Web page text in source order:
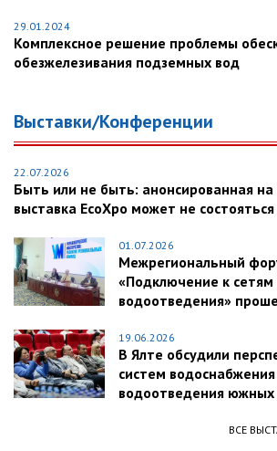
29.01.2024
Комплексное решение проблемы
обезжелезивания подземных вод
Выставки/Конференции
22.07.2026
Быть или не быть: анонсированная на
выставка EcoXpo может не состояться
01.07.2026
Межрегиональный
«Подключение к
водоотведения»
19.06.2026
В Ялте обсудили
систем
водоотведения южных
ВСЕ